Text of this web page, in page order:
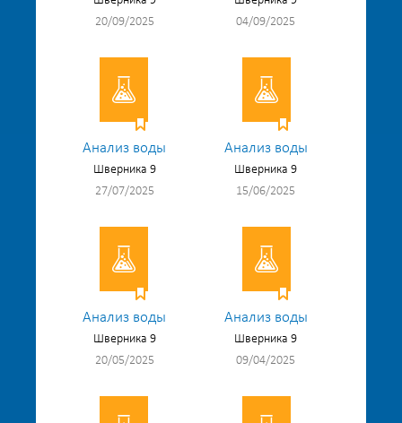
20/09/2025
04/09/2025
Анализ воды
Шверника 9
27/07/2025
Анализ воды
Шверника 9
15/06/2025
Анализ воды
Шверника 9
20/05/2025
Анализ воды
Шверника 9
09/04/2025